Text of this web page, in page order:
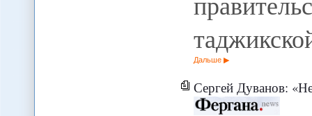
Дальше
Сергей Дуванов: